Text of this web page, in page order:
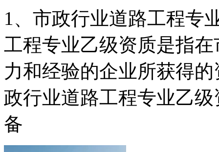
1、市政行业道路工程专
工程专业乙级资质是指
力和经验的企业所获得
政行业道路工程专业乙
备